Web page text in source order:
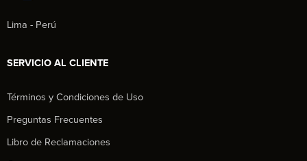
Lima - Perú
SERVICIO AL CLIENTE
Términos y Condiciones de Uso
Preguntas Frecuentes
Libro de Reclamaciones